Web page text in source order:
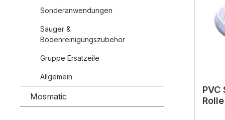
Sonderanwendungen
Sauger &
Bodenreinigungszubehör
Gruppe Ersatzeile
Allgemein
Mosmatic